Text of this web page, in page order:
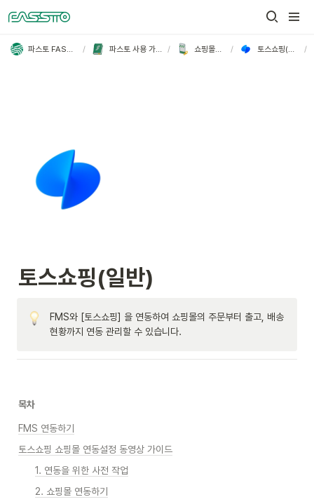
파스토 FASSTO / 파스토 사용 가이드 / 쇼핑몰연동 / 토스쇼핑(일반) /
토스쇼핑(일반)
FMS와 [토스쇼핑] 을 연동하여 쇼핑몰의 주문부터 출고, 배송
현황까지 연동 관리할 수 있습니다.
목차
FMS 연동하기
토스쇼핑 쇼핑몰 연동설정 동영상 가이드
1. 연동을 위한 사전 작업
2. 쇼핑몰 연동하기